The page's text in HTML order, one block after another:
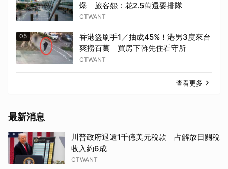
爆 旅客怨：花2.5萬還要排隊
CTWANT
05
香港盜刷手1／抽成45%！港男3度來台
爽撈百萬 買房下斡先住看守所
CTWANT
查看更多
最新消息
川普政府退還1千億美元稅款 占解放日關稅
收入約6成
CTWANT